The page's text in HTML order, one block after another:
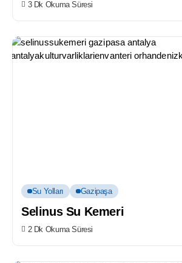
3 Dk Okuma Süresi
Su Yolları Gazipaşa
Selinus Su Kemeri
2 Dk Okuma Süresi